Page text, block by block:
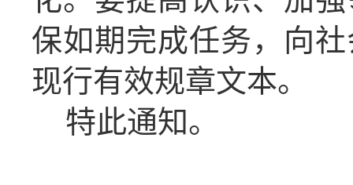
保如期完成任务，向
现行有效规章文本。
特此通知。